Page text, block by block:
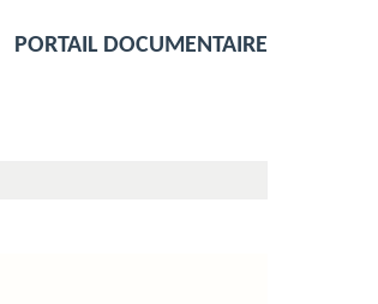
PORTAIL DOCUMENTAIRE